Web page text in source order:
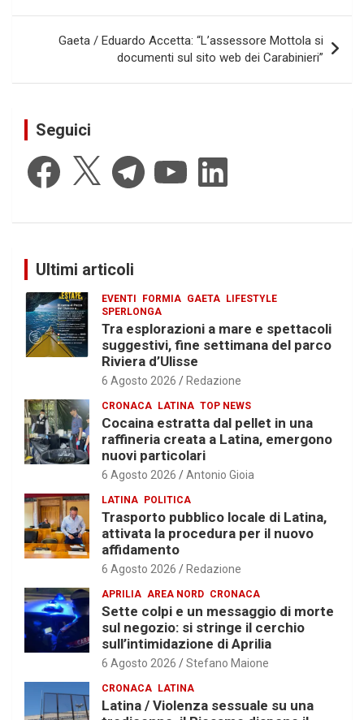
Gaeta / Eduardo Accetta: “L’assessore Mottola si
documenti sul sito web dei Carabinieri”
Seguici
Facebook Telegram YouTube LinkedIn
Ultimi articoli
EVENTI FORMIA GAETA LIFESTYLE
SPERLONGA
Tra esplorazioni a mare e spettacoli
suggestivi, fine settimana del parco
Riviera d’Ulisse
6 Agosto 2026 Redazione
CRONACA LATINA TOP NEWS
Cocaina estratta dal pellet in una
raffineria creata a Latina, emergono
nuovi particolari
6 Agosto 2026 Antonio Gioia
LATINA POLITICA
Trasporto pubblico locale di Latina,
attivata la procedura per il nuovo
affidamento
6 Agosto 2026 Redazione
APRILIA AREA NORD CRONACA
Sette colpi e un messaggio di morte
sul negozio: si stringe il cerchio
sull’intimidazione di Aprilia
6 Agosto 2026 Stefano Maione
CRONACA LATINA
Latina / Violenza sessuale su una